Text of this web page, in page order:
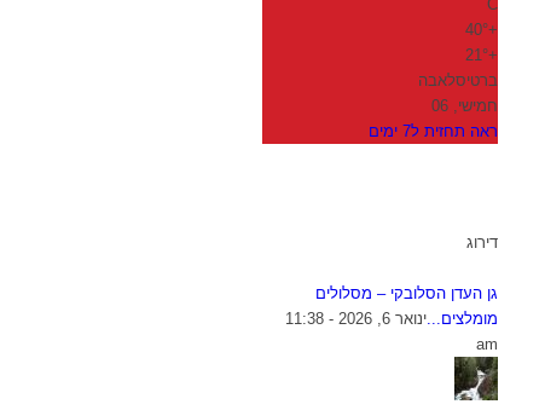
C
+
40°
+
21°
ברטיסלאבה
חמישי, 06
ראה תחזית ל7 ימים
דירוג
גן העדן הסלובקי – מסלולים
מומלצים...
ינואר 6, 2026 - 11:38
am